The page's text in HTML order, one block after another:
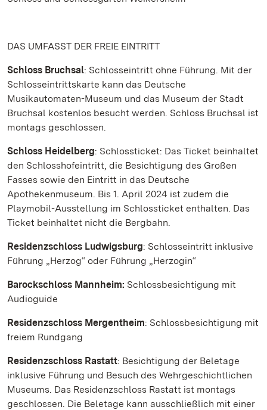
DAS UMFASST DER FREIE EINTRITT
Schloss Bruchsal: Schlosseintritt ohne Führung. Mit der
Schlosseintrittskarte kann das Deutsche
Musikautomaten-Museum und das Museum der Stadt
Bruchsal kostenlos besucht werden. Schloss Bruchsal ist
montags geschlossen.
Schloss Heidelberg: Schlossticket: Das Ticket beinhaltet
den Schlosshofeintritt, die Besichtigung des Großen
Fasses sowie den Eintritt in das Deutsche
Apothekenmuseum. Bis 1. April 2024 ist zudem die
Playmobil-Ausstellung im Schlossticket enthalten. Das
Ticket beinhaltet nicht die Bergbahn.
Residenzschloss Ludwigsburg: Schlosseintritt inklusive
Führung „Herzog“ oder Führung „Herzogin“
Barockschloss Mannheim: Schlossbesichtigung mit
Audioguide
Residenzschloss Mergentheim: Schlossbesichtigung mit
freiem Rundgang
Residenzschloss Rastatt: Besichtigung der Beletage
inklusive Führung und Besuch des Wehrgeschichtlichen
Museums. Das Residenzschloss Rastatt ist montags
geschlossen. Die Beletage kann ausschließlich mit einer